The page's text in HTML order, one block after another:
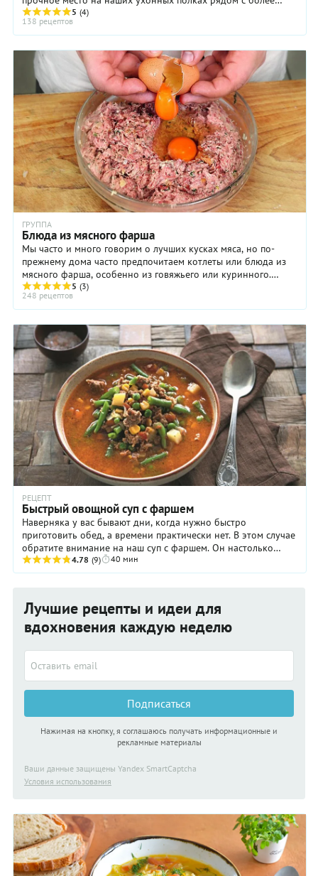
привычными крупами. Чтобы ...
5 (4)
138 рецептов
ГРУППА
Блюда из мясного фарша
Мы часто и много говорим о лучших кусках мяса, но по-
прежнему дома часто предпочитаем котлеты или блюда из
мясного фарша, особенно из говяжьего или куринного.
Сделаем несколько шагов по пути великой ...
5 (3)
248 рецептов
РЕЦЕПТ
Быстрый овощной суп с фаршем
Наверняка у вас бывают дни, когда нужно быстро
приготовить обед, а времени практически нет. В этом случае
обратите внимание на наш суп с фаршем. Он настолько
сытный, что второе точное не понадобится. ...
4.78 (9) 40 мин
Лучшие рецепты и идеи для
вдохновения каждую неделю
Подписаться
Нажимая на кнопку, я соглашаюсь получать информационные и
рекламные материалы
Ваши данные защищены Yandex SmartCaptcha
Условия использования